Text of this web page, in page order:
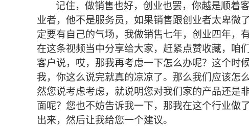
记住，做销售也好，创业也罢，你越是顺着
业者，他不是服务员，如果销售跟创业者太卑微
定要有自己的气场，我做销售七年，创业四年，
在这条视频当中分享给大家，赶紧点赞收藏，咱
客户说，哎，那我再考虑一下怎么办呢？这个时
我，你这么说完就真的凉凉了。那么我们应该怎
然您说考虑考虑，就说明您对我们家的产品还是
面呢？您也不妨告诉我一下，那我在这个行业做
出来，然后让我给您一个建议。